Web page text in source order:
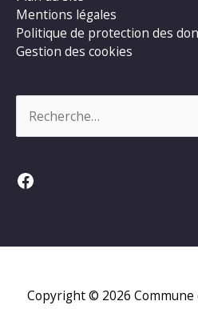
Mentions légales
Politique de protection des
Gestion des cookies
Facebook
Copyright © 2026 Commune